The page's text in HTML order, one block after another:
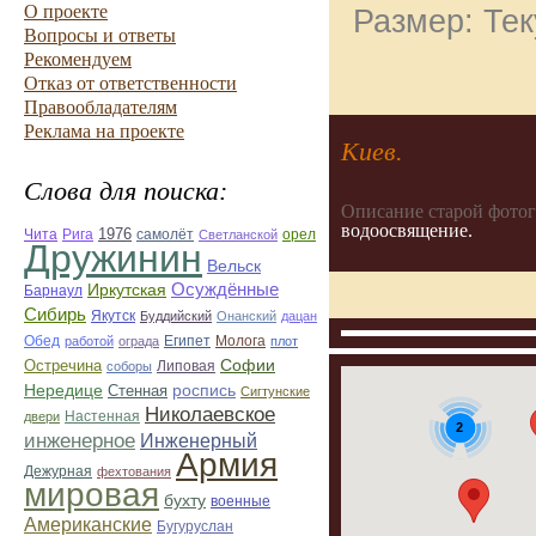
О проекте
Вопросы и ответы
Рекомендуем
Отказ от ответственности
Правообладателям
Реклама на проекте
Слова для поиска:
Чита Рига 1976 самолёт Светланской орел
Дружинин Вельск
Барнаул Иркутская Осуждённые
Сибирь Якутск Буддийский Онанский дацан
Обед работой ограда Египет Молога плот
Остречина соборы Липовая Софии
Нередице Стенная роспись Сигтунские
двери Настенная Николаевское
инженерное Инженерный
Дежурная фехтования Армия
мировая бухту военные
Американские Бугуруслан
Размер:
Киев.
Описание старой
водоосвящение.
2